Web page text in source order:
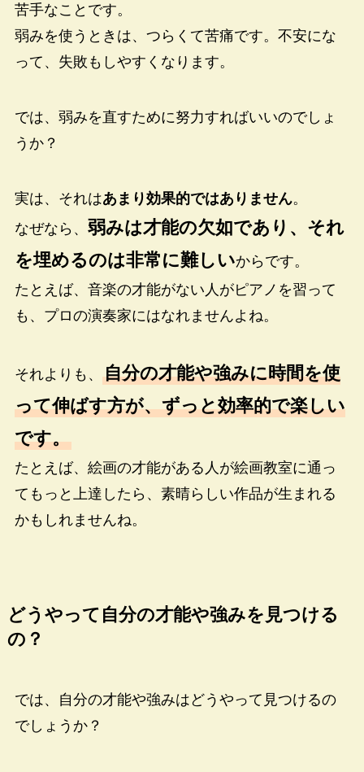
苦手なことです。
弱みを使うときは、つらくて苦痛です。不安にな
って、失敗もしやすくなります。
では、弱みを直すために努力すればいいのでしょ
うか？
実は、それはあまり効果的ではありません。
なぜなら、 弱みは才能の欠如であり、それ
を埋めるのは非常に難しいからです。
たとえば、音楽の才能がない人がピアノを習って
も、プロの演奏家にはなれませんよね。
それよりも、 自分の才能や強みに時間を使
って伸ばす方が、ずっと効率的で楽しい
です。
たとえば、絵画の才能がある人が絵画教室に通っ
てもっと上達したら、素晴らしい作品が生まれる
かもしれませんね。
どうやって自分の才能や強みを見つける
の？
では、自分の才能や強みはどうやって見つけるの
でしょうか？